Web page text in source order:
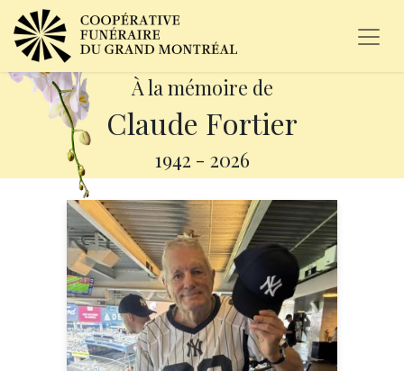
À la mémoire de
Claude Fortier
1942 - 2026